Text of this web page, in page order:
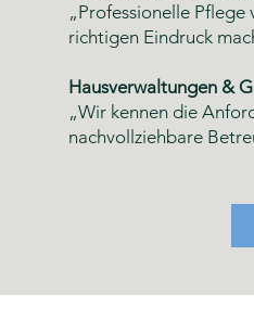
„Professionelle
richtigen Eindruck
Hausverwaltungen &
„Wir kennen die
nachvollziehbare